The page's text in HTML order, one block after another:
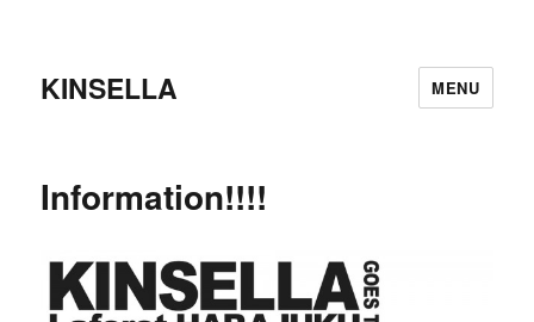
KINSELLA MENU
Information!!!!